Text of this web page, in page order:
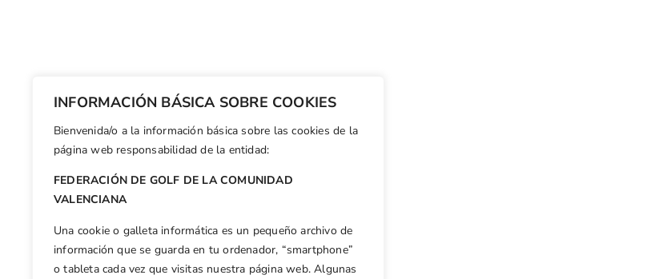
INFORMACIÓN BÁSICA SOBRE COOKIES
Bienvenida/o a la información básica sobre las cookies de la
página web responsabilidad de la entidad:
FEDERACIÓN DE GOLF DE LA COMUNIDAD
VALENCIANA
Una cookie o galleta informática es un pequeño archivo de
información que se guarda en tu ordenador, “smartphone”
o tableta cada vez que visitas nuestra página web. Algunas